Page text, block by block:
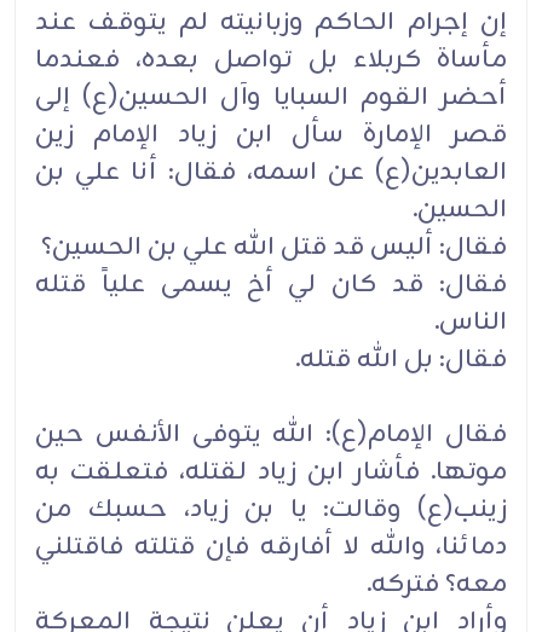
إن إجرام الحاكم وزبانيته لم يتوقف عند
مأساة كربلاء بل تواصل بعده، فعندما
أحضر القوم السبايا وآل الحسين(ع) إلى
قصر الإمارة سأل ابن زياد الإمام زين
العابدين(ع) عن اسمه، فقال: أنا علي بن
الحسين.
فقال: أليس قد قتل الله علي بن الحسين؟
فقال: قد كان لي أخ يسمى علياً قتله
الناس.
فقال: بل الله قتله.
فقال الإمام(ع): الله يتوفى الأنفس حين
موتها. فأشار ابن زياد لقتله، فتعلقت به
زينب(ع) وقالت: يا بن زياد، حسبك من
دمائنا، والله لا أفارقه فإن قتلته فاقتلني
معه؟ فتركه.
وأراد ابن زياد أن يعلن نتيجة المعركة